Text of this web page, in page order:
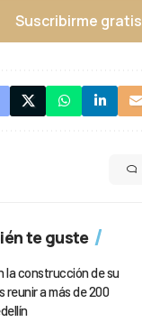
Suscribirme gratis
te guste
la construcción de su
a más de 200